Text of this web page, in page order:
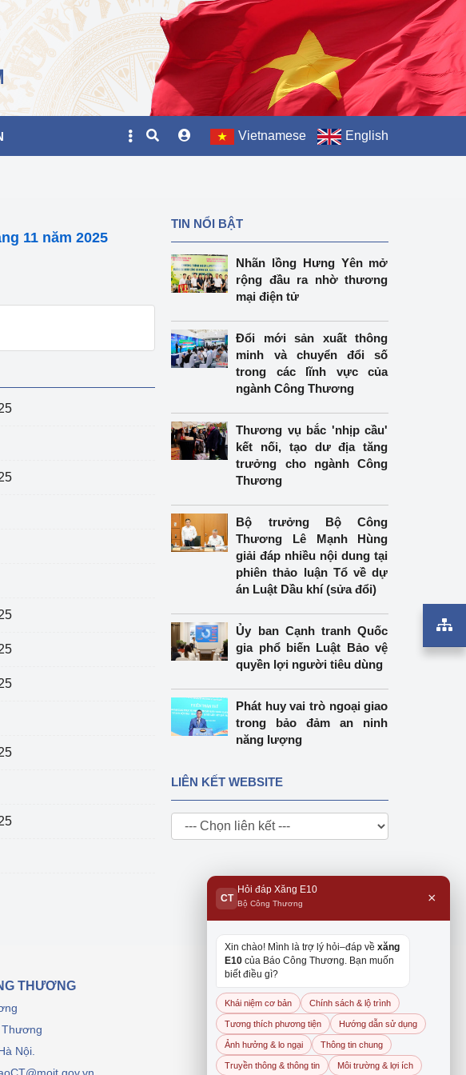
Vietnamese English
11 năm 2025
TIN NỔI BẬT
Nhãn lồng Hưng Yên mở
rộng đầu ra nhờ thương
mại điện tử
Đổi mới sản xuất thông
minh và chuyển đổi số
trong các lĩnh vực của
ngành Công Thương
Thương vụ bắc 'nhịp cầu'
kết nối, tạo dư địa tăng
trưởng cho ngành Công
Thương
Bộ trưởng Bộ Công
Thương Lê Mạnh Hùng
giải đáp nhiều nội dung tại
phiên thảo luận Tổ về dự
án Luật Dầu khí (sửa đổi)
Ủy ban Cạnh tranh Quốc
gia phổ biến Luật Bảo vệ
quyền lợi người tiêu dùng
Phát huy vai trò ngoại giao
trong bảo đảm an ninh
năng lượng
LIÊN KẾT WEBSITE
THƯƠNG
Nội.
CT
Hỏi đáp Xăng E10
Bộ Công Thương ×
Xin chào! Mình là trợ lý hỏi–đáp về xăng
E10 của Báo Công Thương. Bạn muốn
biết điều gì?
Khái niệm cơ bản Chính sách & lộ trình
Tương thích phương tiện Hướng dẫn sử dụng
Ảnh hưởng & lo ngại Thông tin chung
Truyền thông & thông tin Môi trường & lợi ích